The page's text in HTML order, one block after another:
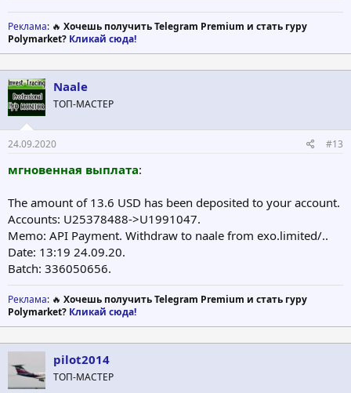
Реклама: 🔥 Хочешь получить Telegram Premium и стать гуру
Polymarket? Кликай сюда!
Naale
ТОП-МАСТЕР
24.09.2020 #13
мгновенная выплата:
The amount of 13.6 USD has been deposited to your account.
Accounts: U25378488->U1991047.
Memo: API Payment. Withdraw to naale from exo.limited/..
Date: 13:19 24.09.20.
Batch: 336050656.
Реклама: 🔥 Хочешь получить Telegram Premium и стать гуру
Polymarket? Кликай сюда!
pilot2014
ТОП-МАСТЕР